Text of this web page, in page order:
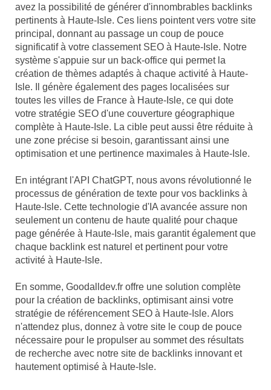
avez la possibilité de générer d'innombrables backlinks
pertinents à Haute-Isle. Ces liens pointent vers votre site
principal, donnant au passage un coup de pouce
significatif à votre classement SEO à Haute-Isle. Notre
système s'appuie sur un back-office qui permet la
création de thèmes adaptés à chaque activité à Haute-
Isle. Il génère également des pages localisées sur
toutes les villes de France à Haute-Isle, ce qui dote
votre stratégie SEO d'une couverture géographique
complète à Haute-Isle. La cible peut aussi être réduite à
une zone précise si besoin, garantissant ainsi une
optimisation et une pertinence maximales à Haute-Isle.
En intégrant l'API ChatGPT, nous avons révolutionné le
processus de génération de texte pour vos backlinks à
Haute-Isle. Cette technologie d'IA avancée assure non
seulement un contenu de haute qualité pour chaque
page générée à Haute-Isle, mais garantit également que
chaque backlink est naturel et pertinent pour votre
activité à Haute-Isle.
En somme, Goodalldev.fr offre une solution complète
pour la création de backlinks, optimisant ainsi votre
stratégie de référencement SEO à Haute-Isle. Alors
n'attendez plus, donnez à votre site le coup de pouce
nécessaire pour le propulser au sommet des résultats
de recherche avec notre site de backlinks innovant et
hautement optimisé à Haute-Isle.